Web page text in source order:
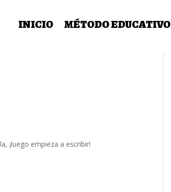
INICIO MÉTODO EDUCATIVO
¡luego empieza a escribir!